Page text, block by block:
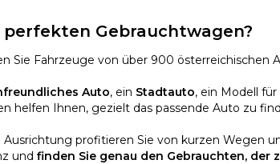
perfekten Gebrauchtwagen?
Sie Fahrzeuge von über 900 österreichischen
Auto, ein Stadtauto, ein Modell für
helfen Ihnen, gezielt das passende Auto zu
profitieren Sie von kurzen Wegen
und finden Sie genau den Gebrauchten, der